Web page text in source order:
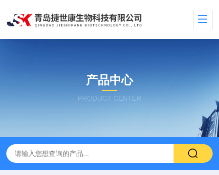
产品中心
PRODUCT CENTER